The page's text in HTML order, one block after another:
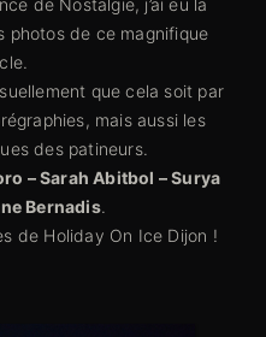
de Nostalgie, j’ai eu la
photos de ce magnifique
que cela soit par
mais aussi les
des patineurs.
– Sarah Abitbol – Surya
Bernadis.
de Holiday On Ice Dijon !